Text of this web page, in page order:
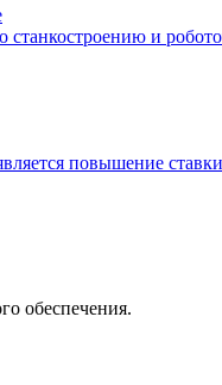
станкостроению и
повышение
обеспечения.